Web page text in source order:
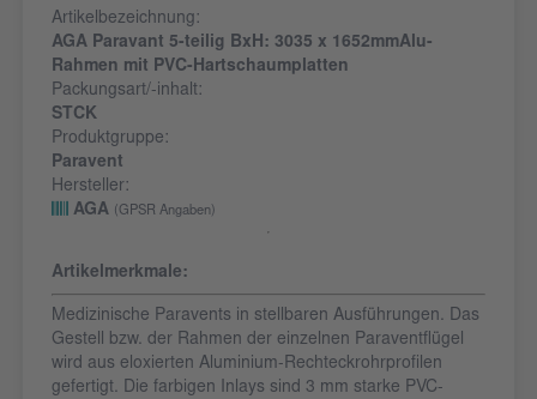
Artikelbezeichnung:
AGA Paravant 5-teilig BxH: 3035 x 1652mmAlu-
Rahmen mit PVC-Hartschaumplatten
Packungsart/-inhalt:
STCK
Produktgruppe:
Paravent
Hersteller:
AGA
(GPSR Angaben)
Artikelmerkmale:
Medizinische Paravents in stellbaren Ausführungen. Das
Gestell bzw. der Rahmen der einzelnen Paraventflügel
wird aus eloxierten Aluminium-Rechteckrohrprofilen
gefertigt. Die farbigen Inlays sind 3 mm starke PVC-